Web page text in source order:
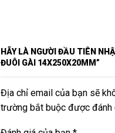
HÃY LÀ NGƯỜI ĐẦU TIÊN
ĐUÔI GÀI 14X250X20MM”
Địa chỉ email của bạn sẽ
trường bắt buộc được đánh